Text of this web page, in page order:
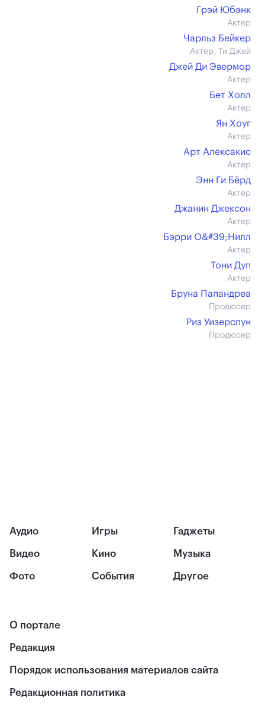
Грэй Юбэнк
Актер
Чарльз Бейкер
Актер, Ти Джей
Джей Ди Эвермор
Актер
Бет Холл
Актер
Ян Хоуг
Актер
Арт Алексакис
Актер
Энн Ги Бёрд
Актер
Джанин Джексон
Актер
Бэрри О&#39;Нилл
Актер
Тони Дуп
Актер
Бруна Папандреа
Продюсер
Риз Уизерспун
Продюсер
Аудио
Видео
Фото
Игры
Кино
События
Гаджеты
Музыка
Другое
О портале
Редакция
Порядок использования материалов сайта
Редакционная политика